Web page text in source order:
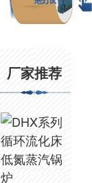
厂家推荐